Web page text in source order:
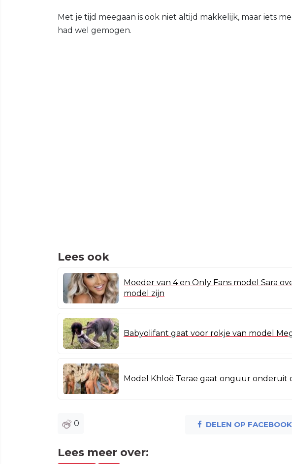
Met je tijd meegaan is ook niet altijd makkelijk, maar iets
had wel gemogen.
Lees ook
Moeder van 4 en Only Fans model Sara
model zijn
Babyolifant gaat voor rokje van model
Model Khloë Terae gaat onguur onderuit
0 DELEN OP FACEBOOK
Lees meer over: